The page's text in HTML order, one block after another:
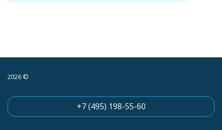
2026 ©
+7 (495) 198-55-60